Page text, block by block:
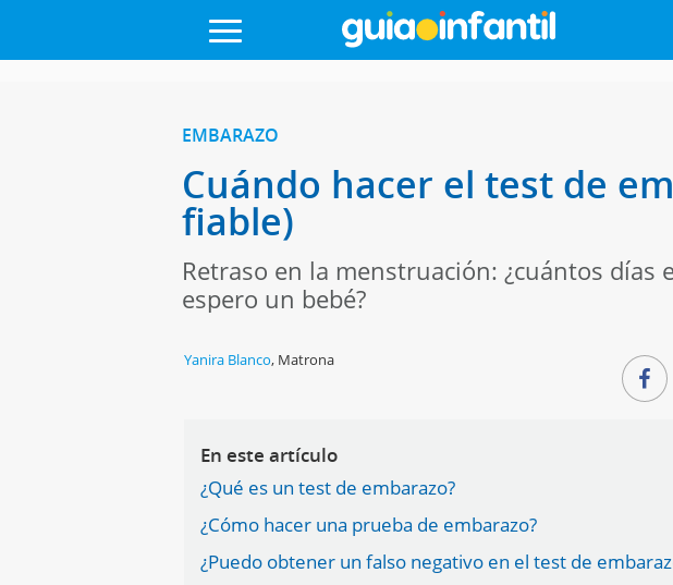
EMBARAZO
Cuándo hacer el test de
fiable)
Retraso en la menstruación: ¿cuántos días
espero un bebé?
Yanira Blanco, Matrona
En este artículo
¿Qué es un test de embarazo?
¿Cómo hacer una prueba de embarazo?
¿Puedo obtener un falso negativo en el test de